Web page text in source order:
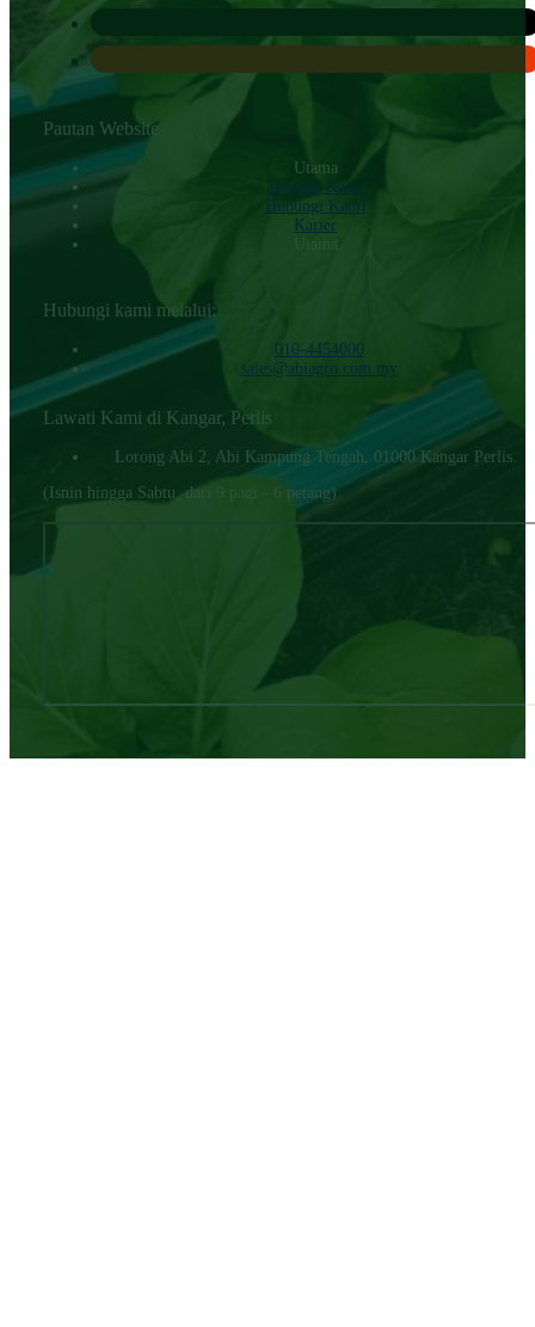
Pautan Website
Utama
Tentang Kami
Hubungi KamI
Karier
Utama
Hubungi kami melalui:
010-4454000‬
sales@abiagro.com.my
Lawati Kami di Kangar, Perlis
Lorong Abi 2, Abi Kampung Tengah, 01000 Kangar Perlis.
(Isnin hingga Sabtu, dari 9 pagi - 6 petang)